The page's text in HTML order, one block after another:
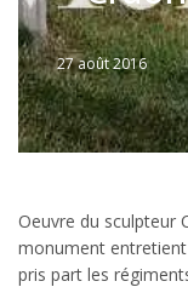
Written
by
Jérémie
27 août 2016
Oeuvre du sculpteur
monument
pris part les